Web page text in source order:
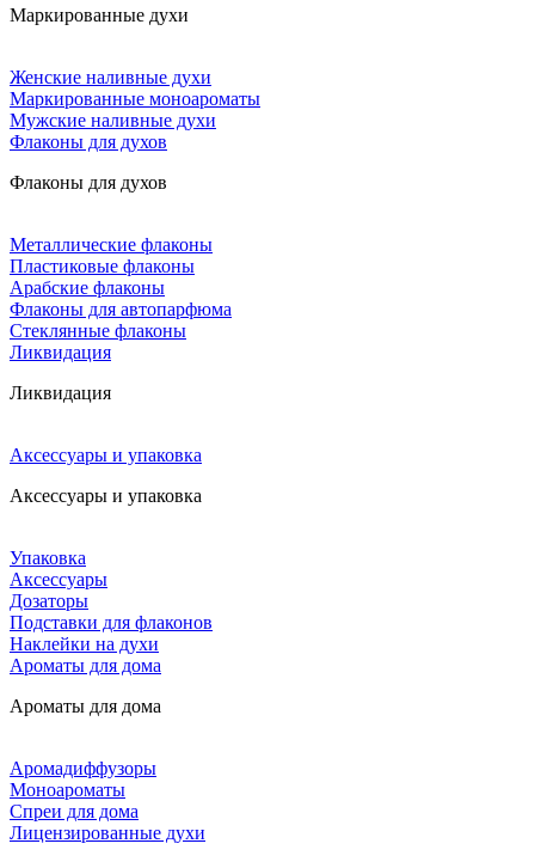
Маркированные духи
Женские наливные духи
Маркированные моноароматы
Мужские наливные духи
Флаконы для духов
Флаконы для духов
Металлические флаконы
Пластиковые флаконы
Арабские флаконы
Флаконы для автопарфюма
Стеклянные флаконы
Ликвидация
Ликвидация
Аксессуары и упаковка
Аксессуары и упаковка
Упаковка
Аксессуары
Дозаторы
Подставки для флаконов
Наклейки на духи
Ароматы для дома
Ароматы для дома
Аромадиффузоры
Моноароматы
Спреи для дома
Лицензированные духи